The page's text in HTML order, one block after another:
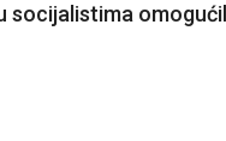
socijalistima